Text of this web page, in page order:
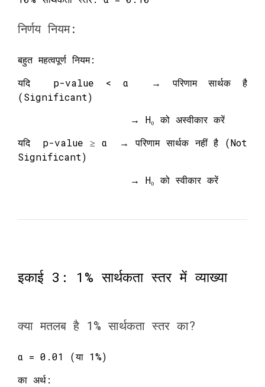
निर्णय नियम:
बहुत महत्वपूर्ण नियम:
यदि p-value < α → परिणाम सार्थक है
(Significant)
→ H₀ को अस्वीकार करें
यदि p-value ≥ α → परिणाम सार्थक नहीं है (Not
Significant)
→ H₀ को स्वीकार करें
इकाई 3: 1% सार्थकता स्तर में व्याख्या
क्या मतलब है 1% सार्थकता स्तर का?
α = 0.01 (या 1%)
का अर्थ: